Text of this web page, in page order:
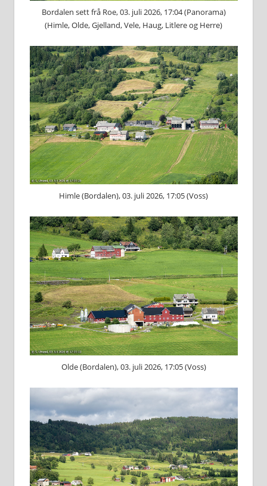
Bordalen sett frå Roe, 03. juli 2026, 17:04 (Panorama)
(Himle, Olde, Gjelland, Vele, Haug, Litlere og Herre)
Himle (Bordalen), 03. juli 2026, 17:05 (Voss)
Olde (Bordalen), 03. juli 2026, 17:05 (Voss)